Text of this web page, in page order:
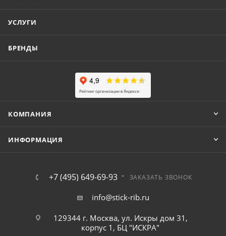
УСЛУГИ
БРЕНДЫ
КОМПАНИЯ
ИНФОРМАЦИЯ
+7 (495) 649-69-93 ЗАКАЗАТЬ ЗВОНОК
info@stick-rib.ru
129344 г. Москва, ул. Искры дом 31,
корпус 1, БЦ "ИСКРА"